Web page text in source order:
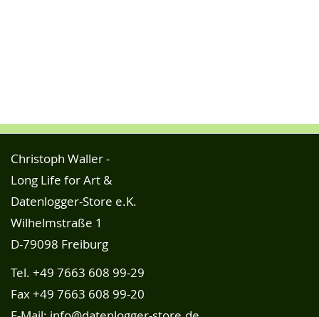
Christoph Waller -
Long Life for Art &
Datenlogger-Store e.K.
Wilhelmstraße 1
D-79098 Freiburg
Tel. +49 7663 608 99-29
Fax +49 7663 608 99-20